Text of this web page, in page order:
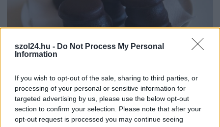
szol24.hu - Do Not Process My Personal
Information
If you wish to opt-out of the sale, sharing to third parties, or
processing of your personal or sensitive information for
targeted advertising by us, please use the below opt-out
section to confirm your selection. Please note that after your
opt-out request is processed you may continue seeing
Ön szerint hogy készül a hamisítatlan szolnoki
habos isler?
Igazi retró klasszikus desszert, amelyet generációk óta
szeretnek, és amelyet sokan ma is próbálnak otthon